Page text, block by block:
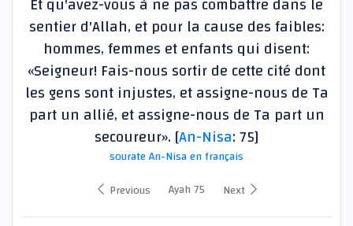
sentier d'Allah, et pour la cause des faibles:
hommes, femmes et enfants qui disent:
«Seigneur! Fais-nous sortir de cette cité dont
les gens sont injustes, et assigne-nous de Ta
part un allié, et assigne-nous de Ta part un
secoureur». [An-Nisa: 75]
sourate An-Nisa en français
Previous
Ayah 75 Next